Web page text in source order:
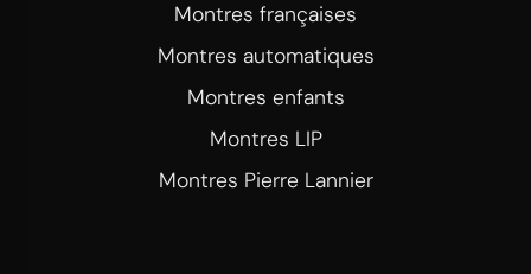
Montres françaises
Montres automatiques
Montres enfants
Montres LIP
Montres Pierre Lannier